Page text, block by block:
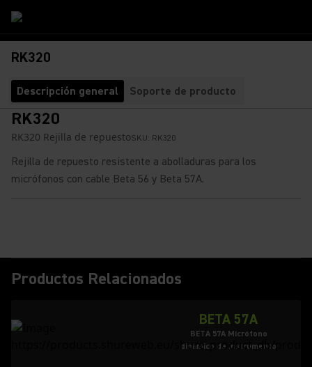
RK320
Descripción general Soporte de producto
RK320
RK320 Rejilla de repuestoSKU: RK320
Rejilla de repuesto resistente a abolladuras para los
micrófonos con cable Beta 56 y Beta 57A.
Productos Relacionados
BETA 57A
BETA 57A Micrófono
dinámico de instrumento